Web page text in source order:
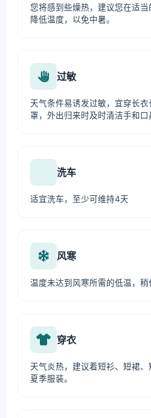
您将感到些燥热，建议您在适
降低温度，以免中暑。
过敏
天气条件易诱发过敏，宜穿长
罩，外出归来时及时清洁手和口
洗车
适宜洗车，至少可维持4天
风寒
温度未达到风寒所需的低温，稍
穿衣
天气炎热，建议着短衫、短裙
夏季服装。